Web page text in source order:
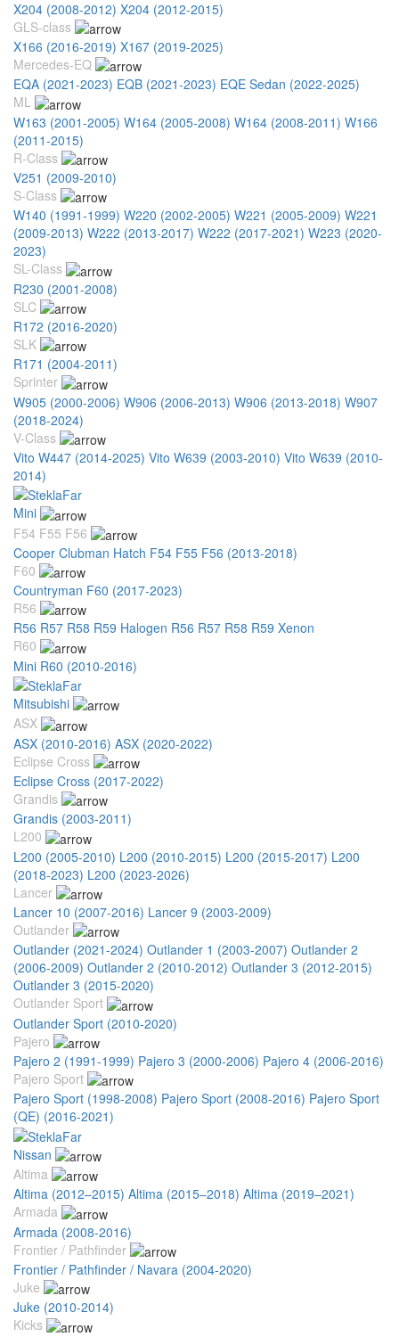
X204 (2008-2012) X204 (2012-2015)
GLS-class
X166 (2016-2019) X167 (2019-2025)
Mercedes-EQ
EQA (2021-2023) EQB (2021-2023) EQE Sedan (2022-2025)
ML
W163 (2001-2005) W164 (2005-2008) W164 (2008-2011) W166
(2011-2015)
R-Class
V251 (2009-2010)
S-Class
W140 (1991-1999) W220 (2002-2005) W221 (2005-2009) W221
(2009-2013) W222 (2013-2017) W222 (2017-2021) W223 (2020-
2023)
SL-Class
R230 (2001-2008)
SLC
R172 (2016-2020)
SLK
R171 (2004-2011)
Sprinter
W905 (2000-2006) W906 (2006-2013) W906 (2013-2018) W907
(2018-2024)
V-Class
Vito W447 (2014-2025) Vito W639 (2003-2010) Vito W639 (2010-
2014)
Mini
F54 F55 F56
Cooper Clubman Hatch F54 F55 F56 (2013-2018)
F60
Countryman F60 (2017-2023)
R56
R56 R57 R58 R59 Halogen R56 R57 R58 R59 Xenon
R60
Mini R60 (2010-2016)
Mitsubishi
ASX
ASX (2010-2016) ASX (2020-2022)
Eclipse Cross
Eclipse Cross (2017-2022)
Grandis
Grandis (2003-2011)
L200
L200 (2005-2010) L200 (2010-2015) L200 (2015-2017) L200
(2018-2023) L200 (2023-2026)
Lancer
Lancer 10 (2007-2016) Lancer 9 (2003-2009)
Outlander
Outlander (2021-2024) Outlander 1 (2003-2007) Outlander 2
(2006-2009) Outlander 2 (2010-2012) Outlander 3 (2012-2015)
Outlander 3 (2015-2020)
Outlander Sport
Outlander Sport (2010-2020)
Pajero
Pajero 2 (1991-1999) Pajero 3 (2000-2006) Pajero 4 (2006-2016)
Pajero Sport
Pajero Sport (1998-2008) Pajero Sport (2008-2016) Pajero Sport
(QE) (2016-2021)
Nissan
Altima
Altima (2012–2015) Altima (2015–2018) Altima (2019–2021)
Armada
Armada (2008-2016)
Frontier / Pathfinder
Frontier / Pathfinder / Navara (2004-2020)
Juke
Juke (2010-2014)
Kicks